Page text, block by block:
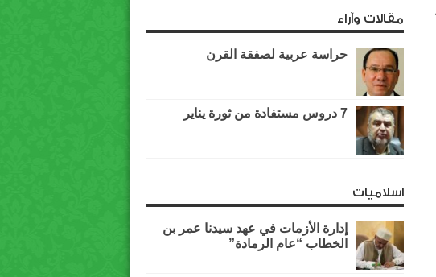
مقالات وآراء
حراسة عربية لصفقة القرن
7 دروس مستفادة من ثورة يناير
اسلاميات
إدارة الأزمات في عهد سيدنا عمر بن
الخطاب “عام الرمادة”